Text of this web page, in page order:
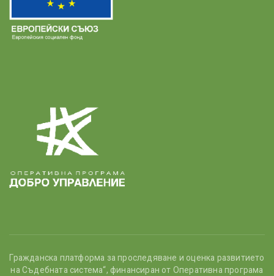
Гражданска платформа за проследяване и оценка развитието
на Съдебната система“, финансиран от Оперативна програма